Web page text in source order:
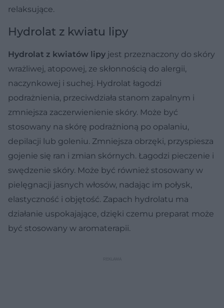
relaksujące.
Hydrolat z kwiatu lipy
Hydrolat z kwiatów lipy jest przeznaczony do skóry
wrażliwej, atopowej, ze skłonnością do alergii,
naczynkowej i suchej. Hydrolat łagodzi
podrażnienia, przeciwdziała stanom zapalnym i
zmniejsza zaczerwienienie skóry. Może być
stosowany na skórę podrażnioną po opalaniu,
depilacji lub goleniu. Zmniejsza obrzęki, przyspiesza
gojenie się ran i zmian skórnych. Łagodzi pieczenie i
swędzenie skóry. Może być również stosowany w
pielęgnacji jasnych włosów, nadając im połysk,
elastyczność i objętość. Zapach hydrolatu ma
działanie uspokajające, dzięki czemu preparat może
być stosowany w aromaterapii.